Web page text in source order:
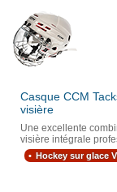
Casque CCM
visière
Une excellente
visière intégrale
Hockey sur glace